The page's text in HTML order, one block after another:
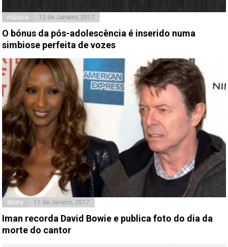
música 12 de Janeiro, 2017
O bónus da pós-adolescência é inserido numa
simbiose perfeita de vozes
Morte 11 de Janeiro, 2017
Iman recorda David Bowie e publica foto do dia da
morte do cantor